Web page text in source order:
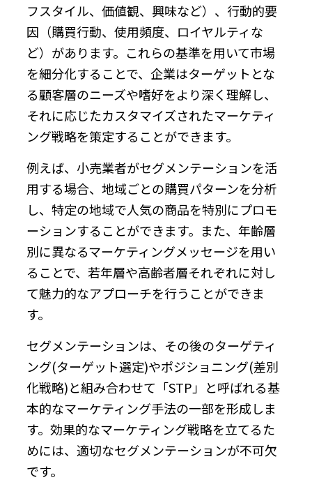
フスタイル、価値観、興味など）、行動的要
因（購買行動、使用頻度、ロイヤルティな
ど）があります。これらの基準を用いて市場
を細分化することで、企業はターゲットとな
る顧客層のニーズや嗜好をより深く理解し、
それに応じたカスタマイズされたマーケティ
ング戦略を策定することができます。
例えば、小売業者がセグメンテーションを活
用する場合、地域ごとの購買パターンを分析
し、特定の地域で人気の商品を特別にプロモ
ーションすることができます。また、年齢層
別に異なるマーケティングメッセージを用い
ることで、若年層や高齢者層それぞれに対し
て魅力的なアプローチを行うことができま
す。
セグメンテーションは、その後のターゲティ
ング(ターゲット選定)やポジショニング(差別
化戦略)と組み合わせて「STP」と呼ばれる基
本的なマーケティング手法の一部を形成しま
す。効果的なマーケティング戦略を立てるた
めには、適切なセグメンテーションが不可欠
です。